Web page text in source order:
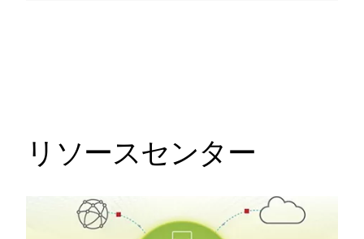
リソースセンター